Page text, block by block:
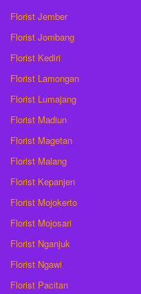
Florist Jember
Florist Jombang
Florist Kediri
Florist Lamongan
Florist Lumajang
Florist Madiun
Florist Magetan
Florist Malang
Florist Kepanjen
Florist Mojokerto
Florist Mojosari
Florist Nganjuk
Florist Ngawi
Florist Pacitan